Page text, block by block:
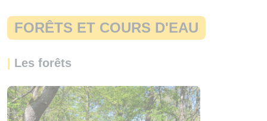
FORÊTS ET COURS D'EAU
Les forêts